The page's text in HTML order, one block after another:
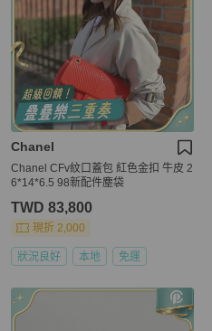
Chanel
Chanel CFv紋口蓋包 紅色金扣 牛皮 2
6*14*6.5 98新配件塵袋
TWD 83,800
現折 2,000
狀況良好 本地 免運